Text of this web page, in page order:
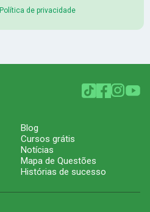
Política de privacidade
Blog
Cursos grátis
Notícias
Mapa de Questões
Histórias de sucesso